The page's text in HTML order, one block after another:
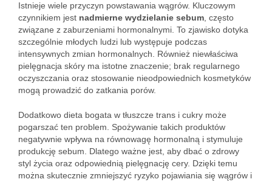
Istnieje wiele przyczyn powstawania wągrów. Kluczowym
czynnikiem jest nadmierne wydzielanie sebum , często
związane z zaburzeniami hormonalnymi. To zjawisko dotyka
szczególnie młodych ludzi lub występuje podczas
intensywnych zmian hormonalnych. Również niewłaściwa
pielęgnacja skóry ma istotne znaczenie; brak regularnego
oczyszczania oraz stosowanie nieodpowiednich kosmetyków
mogą prowadzić do zatkania porów.
Dodatkowo dieta bogata w tłuszcze trans i cukry może
pogarszać ten problem. Spożywanie takich produktów
negatywnie wpływa na równowagę hormonalną i stymuluje
produkcję sebum. Dlatego ważne jest, aby dbać o zdrowy
styl życia oraz odpowiednią pielęgnację cery. Dzięki temu
można skutecznie zmniejszyć ryzyko pojawiania się wągrów i